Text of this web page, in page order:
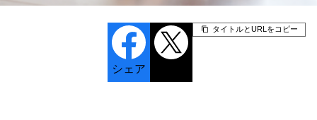
シェア
タイトルとURLをコピー